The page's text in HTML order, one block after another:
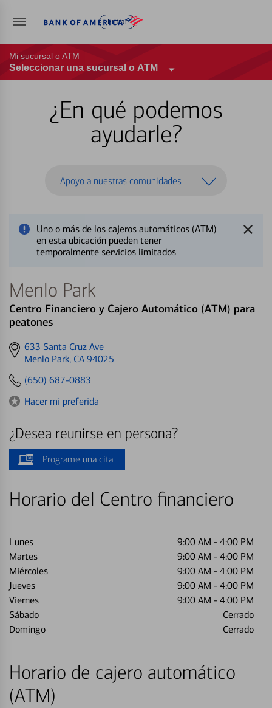
Entrar
Mi sucursal o ATM
Seleccionar una sucursal o ATM
¿En qué podemos
ayudarle?
Apoyo a nuestras comunidades
Uno o más de los cajeros automáticos (ATM)
en esta ubicación pueden tener
temporalmente servicios limitados
Menlo Park
Centro Financiero y Cajero Automático (ATM) para
peatones
Get
directions
633 Santa Cruz Ave
Menlo Park, CA 94025
(650) 687-0883
Hacer mi preferida
¿Desea reunirse en persona?
Programe una cita
Horario del Centro financiero
Lunes 9:00 AM - 4:00 PM
Martes
9:00 AM - 4:00 PM
Miércoles
9:00 AM - 4:00 PM
Jueves
9:00 AM - 4:00 PM
Viernes
9:00 AM - 4:00 PM
Sábado
Cerrado
Domingo
Cerrado
Horario de cajero automático
(ATM)